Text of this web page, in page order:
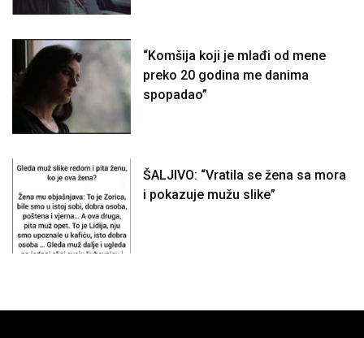
“Komšija koji je mlađi od mene
preko 20 godina me danima
spopadao”
ŠALJIVO: “Vratila se žena sa mora
i pokazuje mužu slike”